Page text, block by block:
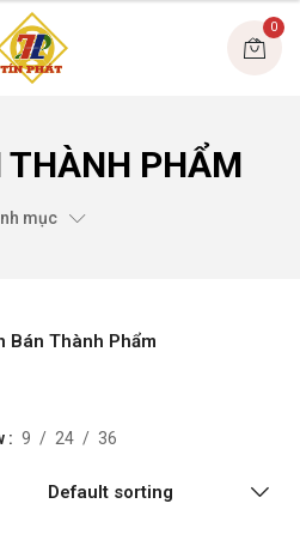
0
THÀNH PHẨM
mục
Bán Thành Phẩm
9 24 36
Default sorting